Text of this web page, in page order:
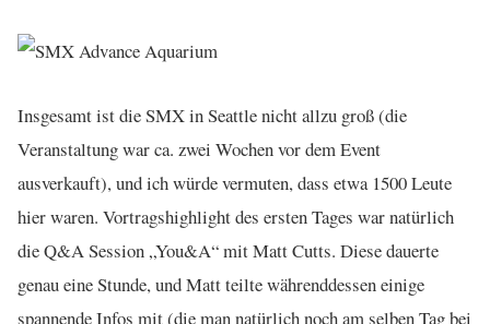
Insgesamt ist die SMX in Seattle nicht allzu groß (die
Veranstaltung war ca. zwei Wochen vor dem Event
ausverkauft), und ich würde vermuten, dass etwa 1500 Leute
hier waren. Vortragshighlight des ersten Tages war natürlich
die Q&A Session „You&A“ mit Matt Cutts. Diese dauerte
genau eine Stunde, und Matt teilte währenddessen einige
spannende Infos mit (die man natürlich noch am selben Tag bei